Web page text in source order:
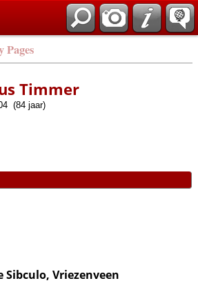
Pages
Timmer
(84 jaar)
Vriezenveen